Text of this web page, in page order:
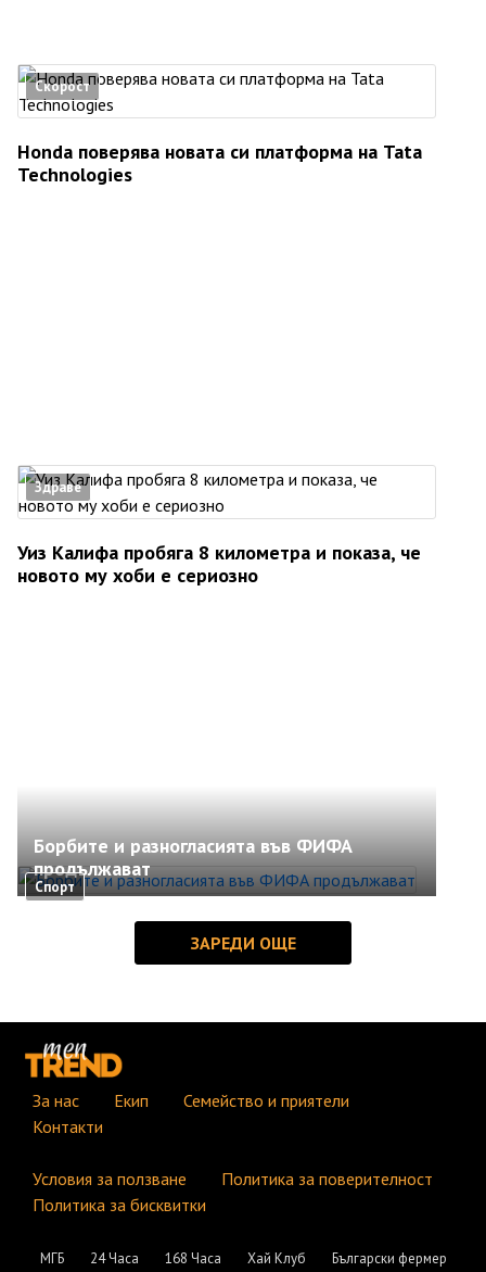
Скорост
Honda поверява новата си платформа на Tata
Technologies
Здраве
Уиз Калифа пробяга 8 километра и показа, че
новото му хоби е сериозно
Спорт
Борбите и разногласията във ФИФА
продължават
За нас Екип
Семейство и приятели
Контакти
Условия за ползване
Политика за поверителност
Политика за бисквитки
МГБ 24 Часа 168 Часа Хай Клуб Български фермер